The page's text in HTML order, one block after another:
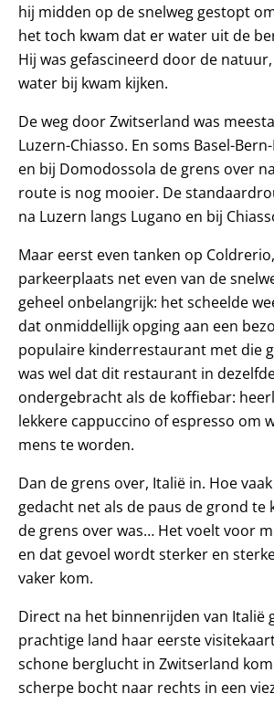
hij midden op de snelweg gestopt
het toch kwam dat er water uit de
Hij was gefascineerd door de
water bij kwam kijken.
De weg door Zwitserland was
Luzern-Chiasso. En soms Basel-
en bij Domodossola de grens over
route is nog mooier. De
na Luzern langs Lugano en bij
Maar eerst even tanken op
parkeerplaats net even van de
geheel onbelangrijk: het scheelde
dat onmiddellijk opging aan een
populaire kinderrestaurant met die
was wel dat dit restaurant in
ondergebracht als de koffiebar:
lekkere cappuccino of espresso om
mens te worden.
Dan de grens over, Italië in. Hoe
gedacht net als de paus de grond te
de grens over was… Het voelt voor
en dat gevoel wordt sterker en
vaker kom.
Direct na het binnenrijden van Italië
prachtige land haar eerste
schone berglucht in Zwitserland
scherpe bocht naar rechts in een